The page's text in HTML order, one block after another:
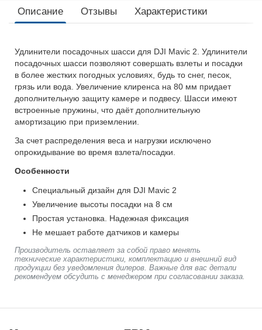
Описание Отзывы Характеристики
Удлинители посадочных шасси для DJI Mavic 2. Удлинители
посадочных шасси позволяют совершать взлеты и посадки
в более жестких погодных условиях, будь то снег, песок,
грязь или вода. Увеличение клиренса на 80 мм придает
дополнительную защиту камере и подвесу. Шасси имеют
встроенные пружины, что даёт дополнительную
амортизацию при приземлении.
За счет распределения веса и нагрузки исключено
опрокидывание во время взлета/посадки.
Особенности
Специальный дизайн для DJI Mavic 2
Увеличение высоты посадки на 8 см
Простая установка. Надежная фиксация
Не мешает работе датчиков и камеры
Производитель оставляет за собой право менять
технические характеристики, комплектацию и внешний вид
продукции без уведомления дилеров. Важные для вас детали
рекомендуем обсудить с менеджером при согласовании заказа.